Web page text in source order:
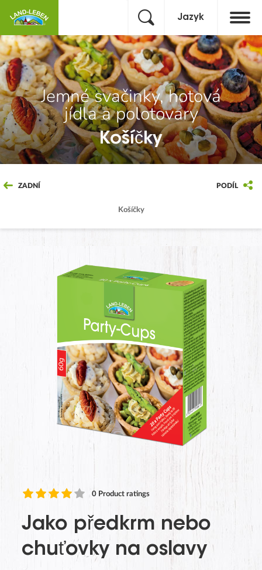
Jazyk
Jemné svačinky, hotová
jídla a polotovary
Košíčky
ZADNÍ
Košíčky
PODÍL
0 Product ratings
Jako předkrm nebo
chuťovky na oslavy